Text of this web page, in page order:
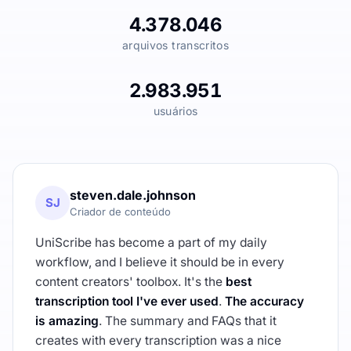
4.378.046
arquivos transcritos
2.983.951
usuários
SJ steven.dale.johnson
Criador de conteúdo
UniScribe has become a part of my daily
workflow, and I believe it should be in every
content creators' toolbox. It's the best
transcription tool I've ever used. The accuracy
is amazing. The summary and FAQs that it
creates with every transcription was a nice